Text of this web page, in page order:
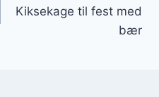
Kiksekage til fest med
bær